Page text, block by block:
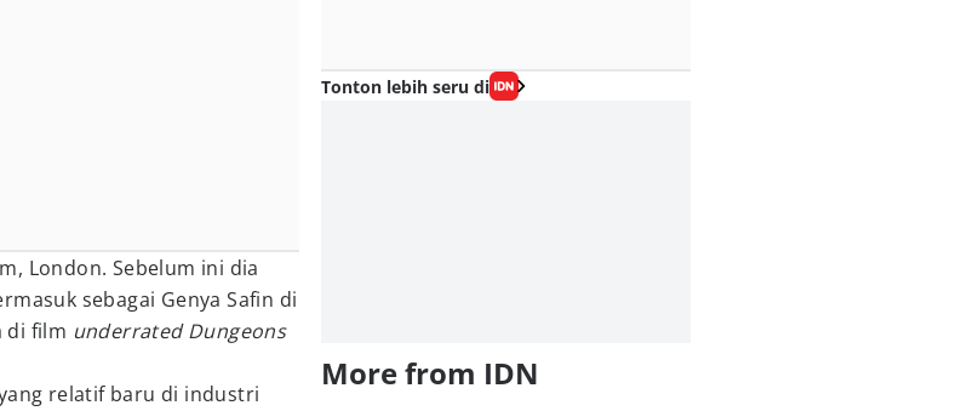
London. Sebelum ini dia
sebagai Genya Safin di
di film underrated Dungeons
relatif baru di industri
Tonton lebih seru di
More from IDN